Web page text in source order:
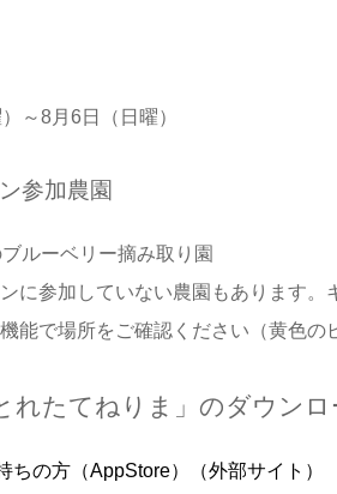
～8月6日（日曜）
参加農園
ルーベリー摘み取り園
に参加していない農園もあります。
能で場所をご確認ください（黄色の
れたてねりま」のダウンロ
ちの方（AppStore）（外部サイト）